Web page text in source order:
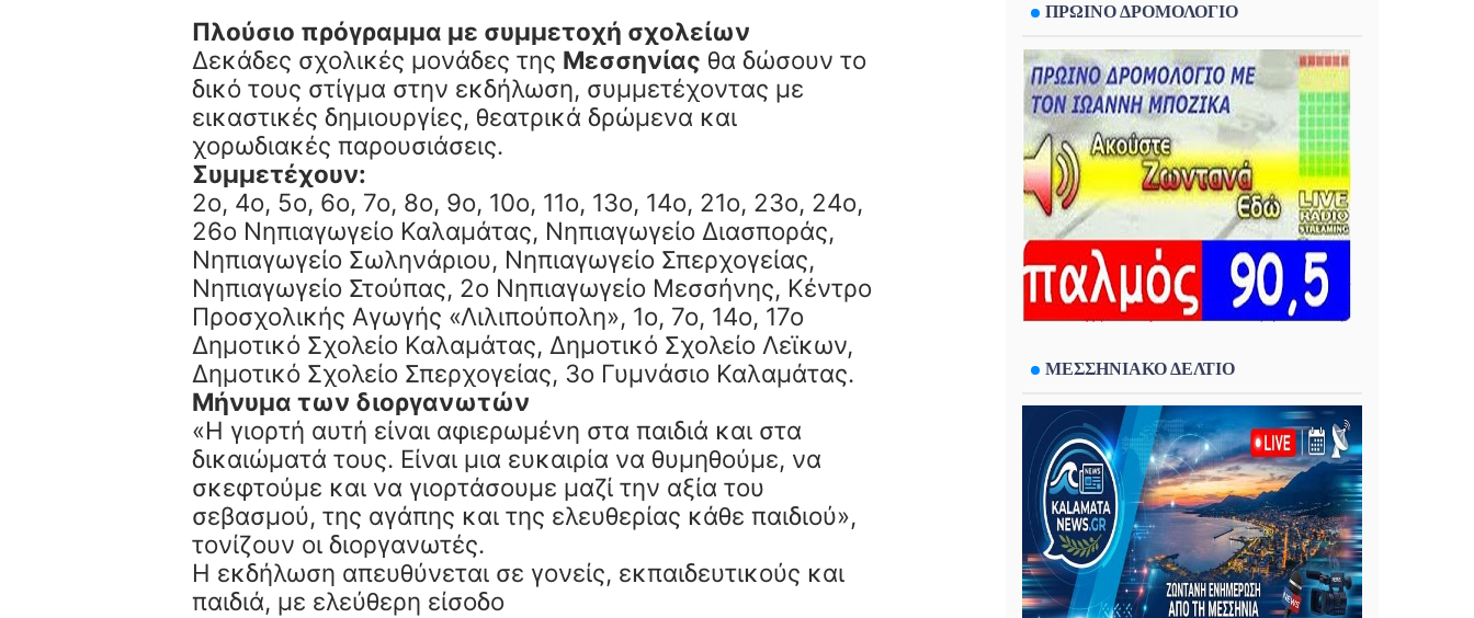
Πλούσιο πρόγραμμα με συμμετοχή σχολείων
Δεκάδες σχολικές μονάδες της Μεσσηνίας θα δώσουν το
δικό τους στίγμα στην εκδήλωση, συμμετέχοντας με
εικαστικές δημιουργίες, θεατρικά δρώμενα και
χορωδιακές παρουσιάσεις.
Συμμετέχουν:
2ο, 4ο, 5ο, 6ο, 7ο, 8ο, 9ο, 10ο, 11ο, 13ο, 14ο, 21ο, 23ο, 24ο,
26ο Νηπιαγωγείο Καλαμάτας, Νηπιαγωγείο Διασποράς,
Νηπιαγωγείο Σωληνάριου, Νηπιαγωγείο Σπερχογείας,
Νηπιαγωγείο Στούπας, 2ο Νηπιαγωγείο Μεσσήνης, Κέντρο
Προσχολικής Αγωγής «Λιλιπούπολη», 1ο, 7ο, 14ο, 17ο
Δημοτικό Σχολείο Καλαμάτας, Δημοτικό Σχολείο Λεϊκων,
Δημοτικό Σχολείο Σπερχογείας, 3ο Γυμνάσιο Καλαμάτας.
Μήνυμα των διοργανωτών
«Η γιορτή αυτή είναι αφιερωμένη στα παιδιά και στα
δικαιώματά τους. Είναι μια ευκαιρία να θυμηθούμε, να
σκεφτούμε και να γιορτάσουμε μαζί την αξία του
σεβασμού, της αγάπης και της ελευθερίας κάθε παιδιού»,
τονίζουν οι διοργανωτές.
Η εκδήλωση απευθύνεται σε γονείς, εκπαιδευτικούς και
παιδιά, με ελεύθερη είσοδο
ΠΡΩΙΝΟ ΔΡΟΜΟΛΟΓΙΟ
ΜΕΣΣΗΝΙΑΚΟ ΔΕΛΤΙΟ